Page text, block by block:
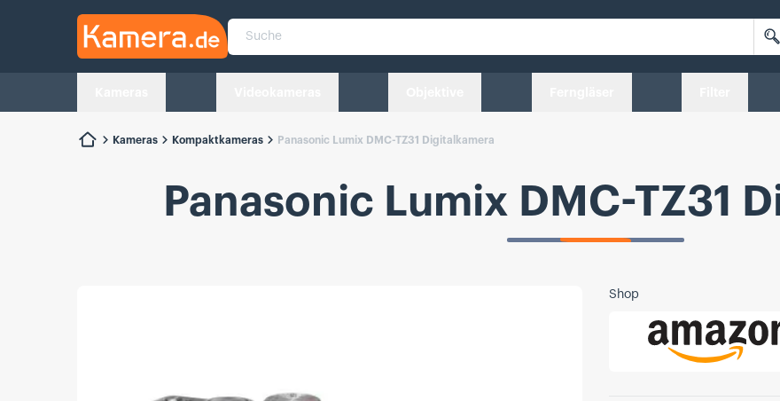
Kamera.de
Suche
Kameras Kompaktkameras Panasonic Lumix DMC-TZ31 Digitalkamera
Panasonic Lumix DMC-TZ31
Shop